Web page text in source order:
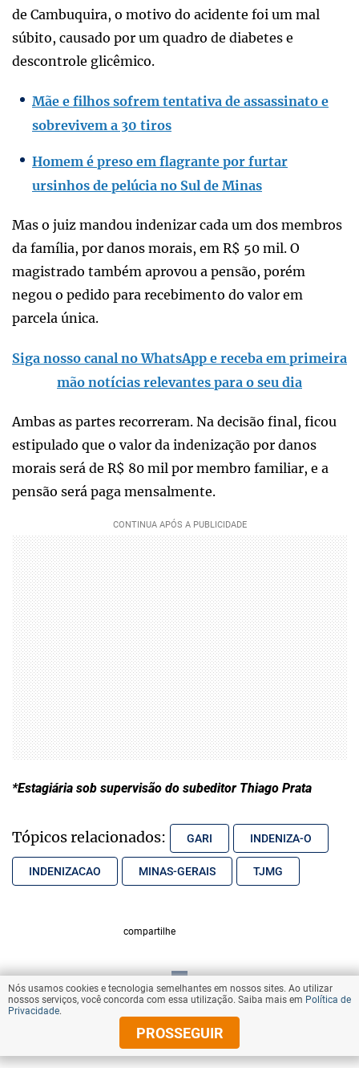
de Cambuquira, o motivo do acidente foi um mal
súbito, causado por um quadro de diabetes e
descontrole glicêmico.
Mãe e filhos sofrem tentativa de assassinato e
sobrevivem a 30 tiros
Homem é preso em flagrante por furtar
ursinhos de pelúcia no Sul de Minas
Mas o juiz mandou indenizar cada um dos membros
da família, por danos morais, em R$ 50 mil. O
magistrado também aprovou a pensão, porém
negou o pedido para recebimento do valor em
parcela única.
Siga nosso canal no WhatsApp e receba em primeira
mão notícias relevantes para o seu dia
Ambas as partes recorreram. Na decisão final, ficou
estipulado que o valor da indenização por danos
morais será de R$ 80 mil por membro familiar, e a
pensão será paga mensalmente.
*Estagiária sob supervisão do subeditor Thiago Prata
Tópicos relacionados: GARI INDENIZA-O
INDENIZACAO MINAS-GERAIS TJMG
compartilhe
VOLTAR AO TOPO
© Copyright 2025 Diários Associados
Nós usamos cookies e tecnologia semelhantes em nossos sites. Ao utilizar
nossos serviços, você concorda com essa utilização. Saiba mais em Política de
Privacidade.
PROSSEGUIR